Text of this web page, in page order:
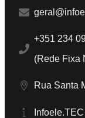
+351 234
(Rede Fixa
Rua Santa